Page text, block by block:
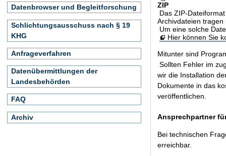
ZIP
Das ZIP-
Archivdateien
Um eine solche
Hier können Sie
Mitunter sind
Sollten Fehler im
wir die Installation
Dokumente in das
veröffentlichen.
Ansprechpartner
Bei technischen
erreichbar.
Datenbrowser und Begleitforschung
Schlichtungsausschuss nach § 19
KHG
Anfrageverfahren
Datenübermittlungen der
Landesbehörden
FAQ
Archiv